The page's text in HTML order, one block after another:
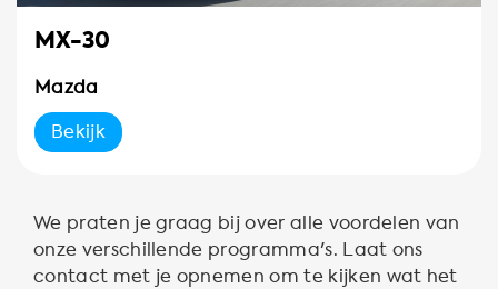
MX-30
Mazda
Bekijk
We praten je graag bij over alle voordelen van
onze verschillende programma's. Laat ons
contact met je opnemen om te kijken wat het